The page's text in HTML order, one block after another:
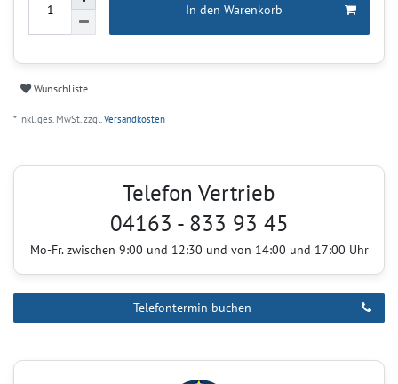
In den Warenkorb
Wunschliste
* inkl. ges. MwSt. zzgl.Versandkosten
Telefon Vertrieb
04163 - 833 93 45
Mo-Fr. zwischen 9:00 und 12:30 und von 14:00 und 17:00 Uhr
Telefontermin buchen